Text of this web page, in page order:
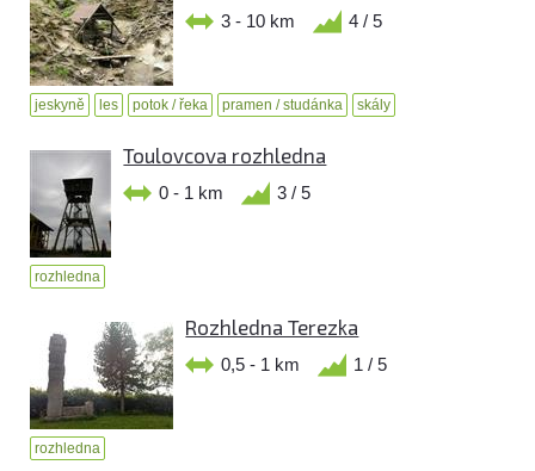
3 - 10 km 4 / 5
jeskyně les potok / řeka pramen / studánka skály
Toulovcova rozhledna
0 - 1 km 3 / 5
rozhledna
Rozhledna Terezka
0,5 - 1 km 1 / 5
rozhledna